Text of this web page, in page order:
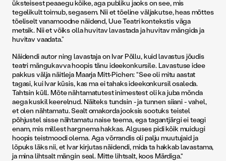
üksteisest peaaegu kõike, aga publiku jaoks on see, mis
tegelikult toimub, segasem. Nii et tõeline väljakutse, heas mõttes
tõeliselt vanamoodne näidend, Uue Teatri kontekstis väga
metsik. Nii et võiks olla huvitav lavastada ja huvitav mängida ja
huvitav vaadata.”
Näidendi autor ning lavastaja on Ivar Põllu, kuid lavastus jõudis
teatri mängukavva hoopis tänu ideekonkursile. Lavastuse idee
pakkus välja näitleja Maarja Mitt-Pichen: “See oli mitu aastat
tagasi, kui Ivar küsis, kas ma ei tahaks ideekonkursil osaleda.
Tahtsin küll. Mõte nähtamatutest inimestest oli ka juba mõnda
aega kuskil keerelnud. Näiteks tundsin - ja tunnen siiani - vahel,
et olen nähtamatu. Sealt omakorda jooksis sootuks teistel
põhjustel sisse nähtamatu naise teema, ega tagantjärgi ei teagi
enam, mis millest hargnema hakkas. Alguses pidi kõik muidugi
hoopis teistmoodi olema. Aga võrrandis oli palju muutujaid ja
lõpuks läks nii, et Ivar kirjutas näidendi, mida ta hakkab lavastama,
ja mina lihtsalt mängin seal. Mitte lihtsalt, koos Märdiga.“